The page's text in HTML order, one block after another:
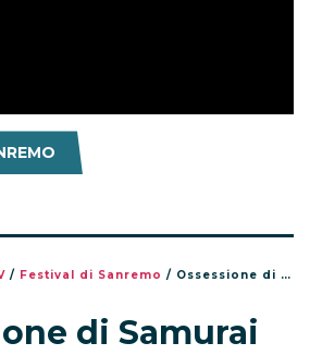
/ Festival di Sanremo / Ossessione di Samurai Jay: la canzone di Sanremo 2026 più ascoltata in streaming
di Samurai